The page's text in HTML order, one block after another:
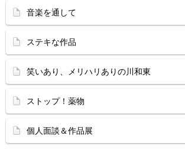
音楽を通して
ステキな作品
笑いあり、メリハリありの川和東
ストップ！薬物
個人面談＆作品展